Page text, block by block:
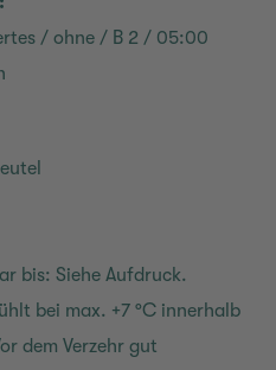
/ ohne / B 2 / 05:00
bis: Siehe Aufdruck.
bei max. +7 °C innerhalb
dem Verzehr gut